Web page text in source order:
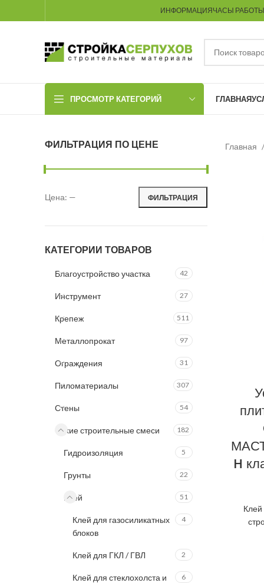
ИНФОРМАЦИЯЧАСЫ РАБОТЫ
ПРОСМОТР КАТЕГОРИЙ ГЛАВНАЯ
ФИЛЬТРАЦИЯ ПО ЦЕНЕ
Минимальная цена
Максимальная цена ФИЛЬТРАЦИЯ
Цена: —
КАТЕГОРИИ ТОВАРОВ
Благоустройство участка 42
Инструмент 27
Крепеж 511
Металлопрокат 97
Ограждения 31
Пиломатериалы 307
Стены 54
Сухие строительные смеси 182
Гидроизоляция 5
Грунты 22
Клей 51
Клей для газосиликатных
блоков
4
Клей для ГКЛ / ГВЛ 2
Клей для стеклохолста и
6
Главная
H
Клей